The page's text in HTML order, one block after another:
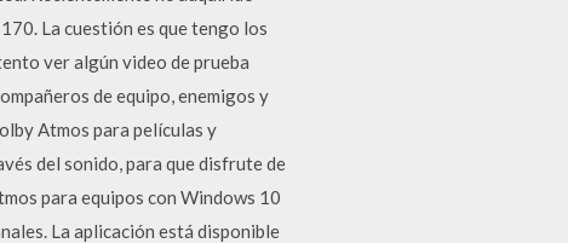
La cuestión es que tengo los
ver algún video de prueba
de equipo, enemigos y
Atmos para películas y
del sonido, para que disfrute de
para equipos con Windows 10
La aplicación está disponible